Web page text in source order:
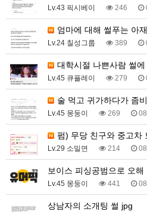
Lv.43 픽시베이 246
엄마에 대해 썰푸는 아재
Lv.24 칠성그룹 389
대학시절 나쁜사람 썰
Lv.45 큐플레이 279
술 먹고 귀가하다가 좀
Lv.45 몽둥이 269
펌) 무당 친구와 중고차
Lv.29 소밀면 214
보이스 피싱공범으로 오해
Lv.45 몽둥이 441
상남자의 소개팅 썰 jpg